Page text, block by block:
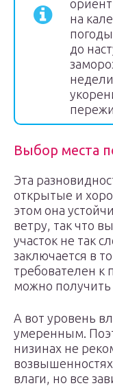
на
до
Выбор места
Эта
открытые и
этом она
ветру, так что
участок не так
заключается в
требователен к
можно получить
А вот уровень
умеренным.
низинах не
влаги, но все